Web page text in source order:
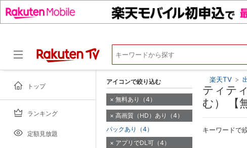
トップ
ランキング
定額見放題
楽天TV >
ティテ
む） 【
キーワードで
アイコンで絞り込む
無料あり（4）
高画質（HD）あり（4）
パックあり（4）
アプリでDL可（4）